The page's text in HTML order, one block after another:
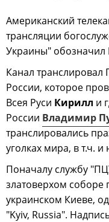
Американский
трансляции
Украины" обозначил
Канал транслировал
России, которое
Всея Руси Кирилл и
России Владимир
транслировались
уголках мира, в т.ч. и
Поначалу службу
златоверхом соборе
украинском Киеве,
"Kyiv, Russia".